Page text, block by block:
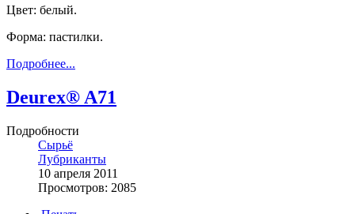
Цвет: белый.
Форма: пастилки.
Подробнее...
Deurex® A71
Подробности
Сырьё
Лубриканты
10 апреля 2011
Просмотров: 2085